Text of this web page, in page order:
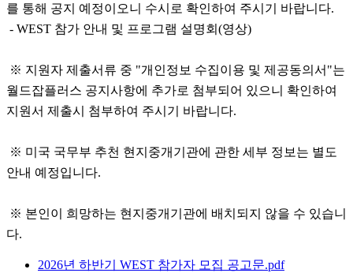
를 통해 공지 예정이오니 수시로 확인하여 주시기 바랍니다.
- WEST 참가 안내 및 프로그램 설명회(영상)
※ 지원자 제출서류 중 "개인정보 수집이용 및 제공동의서"는
월드잡플러스 공지사항에 추가로 첨부되어 있으니 확인하여
지원서 제출시 첨부하여 주시기 바랍니다.
※ 미국 국무부 추천 현지중개기관에 관한 세부 정보는 별도
안내 예정입니다.
※ 본인이 희망하는 현지중개기관에 배치되지 않을 수 있습니
다.
2026년 하반기 WEST 참가자 모집 공고문.pdf